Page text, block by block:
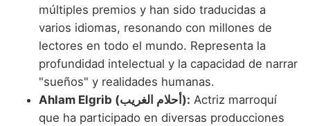
múltiples premios y han sido traducidas a
varios idiomas, resonando con millones de
lectores en todo el mundo. Representa la
profundidad intelectual y la capacidad de narrar
"sueños" y realidades humanas.
Ahlam Elgrib (أحلام الغريب): Actriz marroquí
que ha participado en diversas producciones